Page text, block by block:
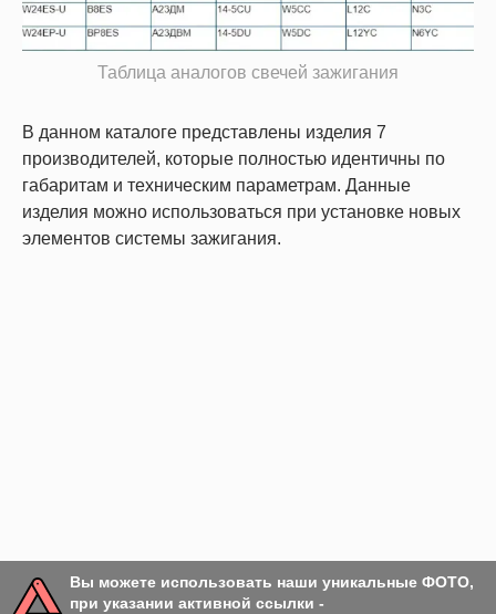
Таблица аналогов свечей зажигания
В данном каталоге представлены изделия 7
производителей, которые полностью идентичны по
габаритам и техническим параметрам. Данные
изделия можно использоваться при установке новых
элементов системы зажигания.
Вы можете использовать наши уникальные ФОТО,
при указании активной ссылки -